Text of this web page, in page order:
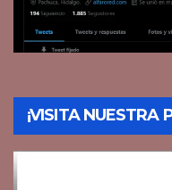
¡VISITA NUESTRA